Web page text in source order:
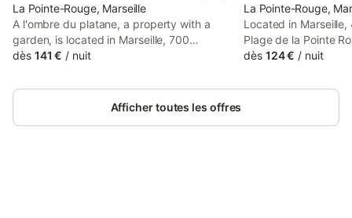
La Pointe-Rouge, Marseille
A l'ombre du platane, a property with a
garden, is located in Marseille, 700
metres from Plage de la Pointe Rouge,
as well as 4.6 km from Rond-Point du
Prado Metro Station.
dès 141 € / nuit
La Pointe-Rouge,
Located in
Plage de la Pointe
maison authentique
views and free WiFi.
dès 124 € / nuit
Afficher toutes les offres